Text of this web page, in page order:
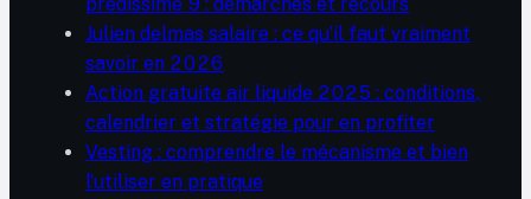
Julien delmas salaire : ce qu’il faut vraiment
savoir en 2026
Action gratuite air liquide 2025 : conditions,
calendrier et stratégie pour en profiter
Vesting : comprendre le mécanisme et bien
l’utiliser en pratique